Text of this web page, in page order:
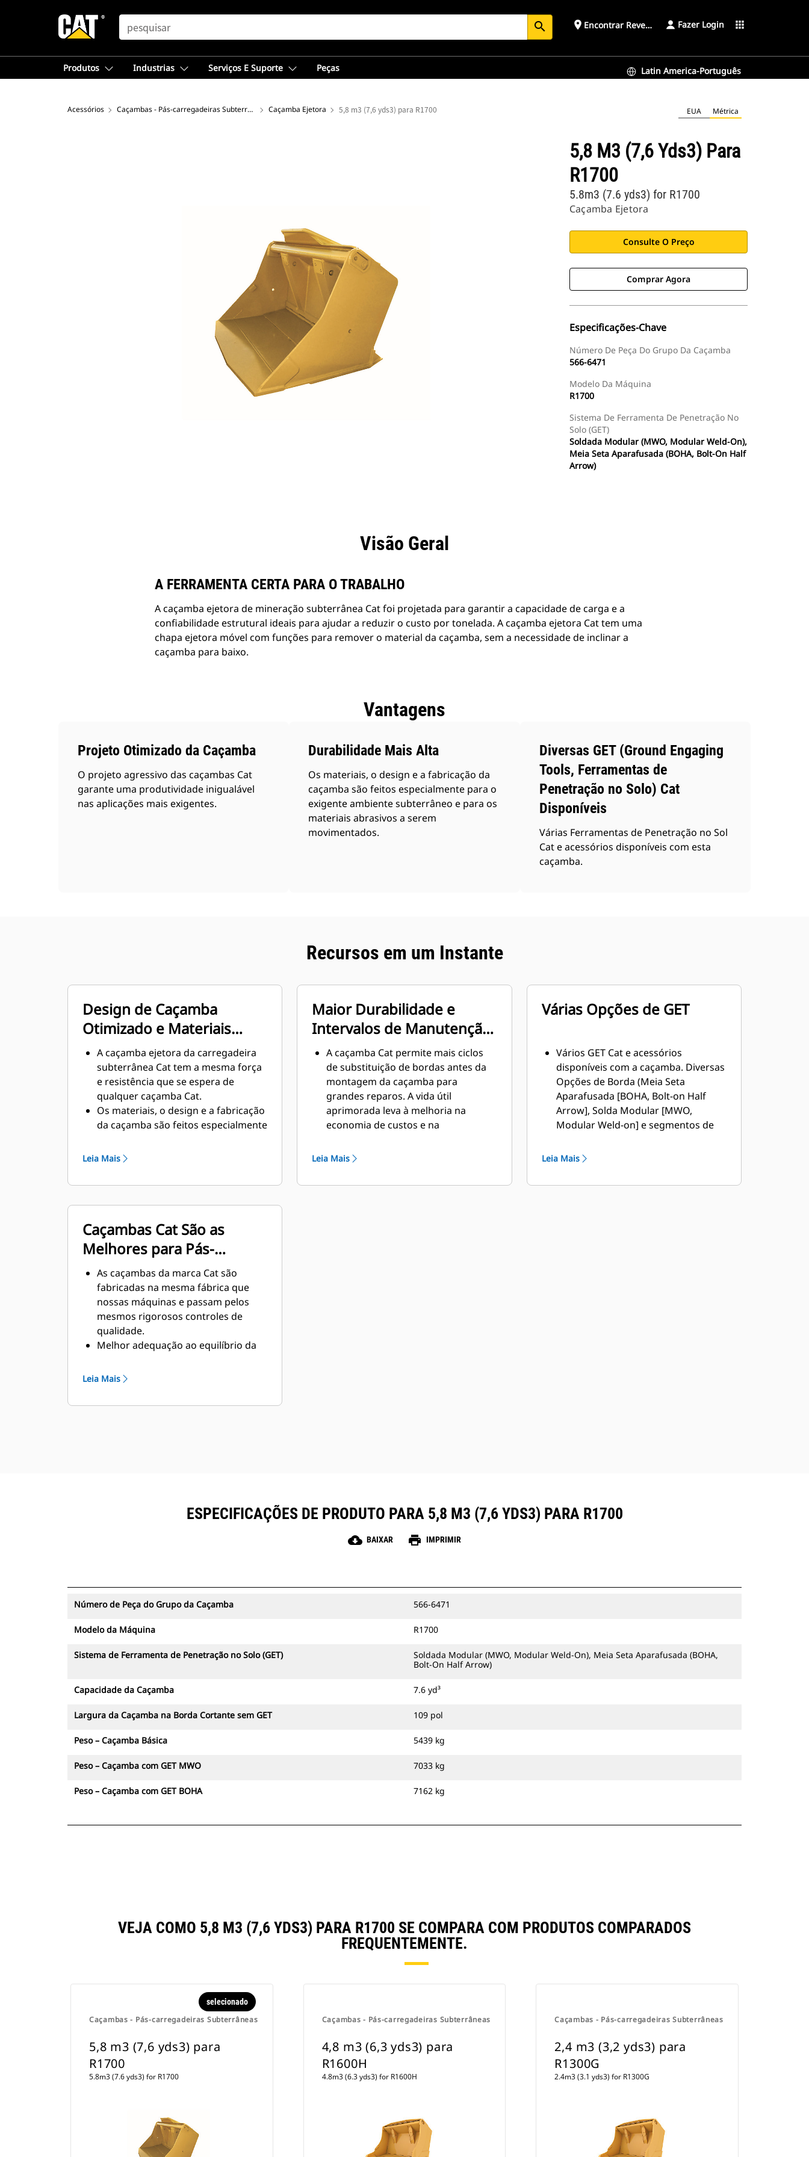
SEARCH search place Encontrar Revendedor Fazer Login apps
Produtos Industrias Serviços E Suporte Peças Latin America-Português
Acessórios Caçambas - Pás-carregadeiras Subterrâneas Caçamba Ejetora 5,8 m3 (7,6 yds3) para R1700 EUA Métrica
5,8 M3 (7,6 Yds3) Para
R1700
Caçamba Ejetora
5.8m3 (7.6 yds3) for R1700
Consulte O Preço
Comprar Agora
Especificações-Chave
Número De Peça Do Grupo Da Caçamba
566-6471
Modelo Da Máquina
R1700
Sistema De Ferramenta De Penetração No
Solo (GET)
Soldada Modular (MWO, Modular Weld-On),
Meia Seta Aparafusada (BOHA, Bolt-On Half
Arrow)
Visão Geral
A FERRAMENTA CERTA PARA O TRABALHO
A caçamba ejetora de mineração subterrânea Cat foi projetada para garantir a capacidade de carga e a
confiabilidade estrutural ideais para ajudar a reduzir o custo por tonelada. A caçamba ejetora Cat tem uma
chapa ejetora móvel com funções para remover o material da caçamba, sem a necessidade de inclinar a
caçamba para baixo.
Vantagens
Projeto Otimizado da Caçamba
O projeto agressivo das caçambas Cat
garante uma produtividade inigualável
nas aplicações mais exigentes.
Durabilidade Mais Alta
Os materiais, o design e a fabricação da
caçamba são feitos especialmente para o
exigente ambiente subterrâneo e para os
materiais abrasivos a serem
movimentados.
Diversas GET (Ground Engaging
Tools, Ferramentas de
Penetração no Solo) Cat
Disponíveis
Várias Ferramentas de Penetração no Sol
Cat e acessórios disponíveis com esta
caçamba.
Recursos em um Instante
Design de Caçamba
Otimizado e Materiais
Resistentes
A caçamba ejetora da carregadeira
subterrânea Cat tem a mesma força
e resistência que se espera de
qualquer caçamba Cat.
Os materiais, o design e a fabricação
da caçamba são feitos especialmente
subterrâneo e para os materiais
Espessuras aprimoradas no design
conjunto da caçamba, auxiliando na
instalação e remoção das bordas.
É usado material de qualidade
superior para os componentes da
montagem da caçamba.
Leia Mais
Maior Durabilidade e
Intervalos de Manutenção
Reduzidos
A caçamba Cat permite mais ciclos
de substituição de bordas antes da
montagem da caçamba para
grandes reparos. A vida útil
aprimorada leva à melhoria na
economia de custos e na
O design da caçamba também leva
caçamba, visando a uma caçamba
Leia Mais
Várias Opções de GET
Vários GET Cat e acessórios
disponíveis com a caçamba. Diversas
Opções de Borda (Meia Seta
Aparafusada [BOHA, Bolt-on Half
Arrow], Solda Modular [MWO,
Modular Weld-on] e segmentos de
inatividade reduzido e reparo
reduz o derramamento de rochas na
Leia Mais
Caçambas Cat São as
Melhores para Pás-
Carregadeiras Cat
As caçambas da marca Cat são
fabricadas na mesma fábrica que
nossas máquinas e passam pelos
mesmos rigorosos controles de
qualidade.
Melhor adequação ao equilíbrio da
desempenho da máquina –
para alta força de desagregação.
Leia Mais
ESPECIFICAÇÕES DE PRODUTO PARA 5,8 M3 (7,6 YDS3) PARA R1700
cloud_download BAIXAR print IMPRIMIR
Número de Peça do Grupo da Caçamba 566-6471
Modelo da Máquina R1700
Sistema de Ferramenta de Penetração no Solo (GET)
Soldada Modular (MWO, Modular Weld-On), Meia Seta Aparafusada (BOHA,
Bolt-On Half Arrow)
Capacidade da Caçamba 7.6 yd³
Largura da Caçamba na Borda Cortante sem GET 109 pol
Peso – Caçamba Básica 5439 kg
Peso – Caçamba com GET MWO 7033 kg
Peso – Caçamba com GET BOHA 7162 kg
VEJA COMO 5,8 M3 (7,6 YDS3) PARA R1700 SE COMPARA COM PRODUTOS COMPARADOS
FREQUENTEMENTE.
Caçambas - Pás-carregadeiras Subterrâneas
selecionado
5,8 m3 (7,6 yds3) para
R1700
5.8m3 (7.6 yds3) for R1700
Caçambas - Pás-carregadeiras Subterrâneas
4,8 m3 (6,3 yds3) para
R1600H
4.8m3 (6.3 yds3) for R1600H
Caçambas - Pás-carregadeiras Subterrâneas
2,4 m3 (3,2 yds3) para
R1300G
2.4m3 (3.1 yds3) for R1300G